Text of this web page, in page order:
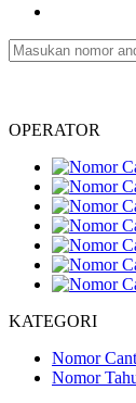
OPERATOR
KATEGORI
Nomor
Nomor